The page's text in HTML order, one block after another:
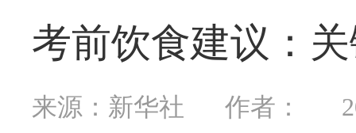
考前饮食建议：
来源：新华社 作者：